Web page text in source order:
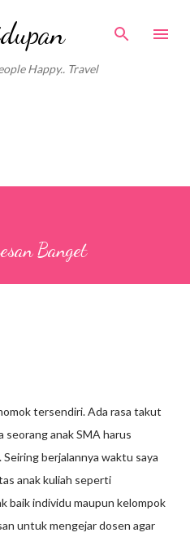
konten utama
Happy.. Travel
Banget
tersendiri. Ada rasa takut
seorang anak SMA harus
berjalannya waktu saya
anak kuliah seperti
baik individu maupun kelompok
untuk mengejar dosen agar